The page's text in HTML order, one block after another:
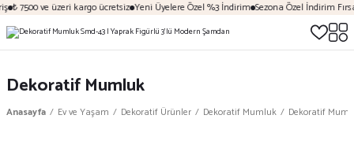
₺ 7500 ve üzeri kargo ücretsiz Yeni Üyelere Özel %3 İndirim Sezona Özel İndirim
Dekoratif Mumluk
Anasayfa Ev ve Yaşam Dekoratif Ürünler Dekoratif Mumluk Dekoratif